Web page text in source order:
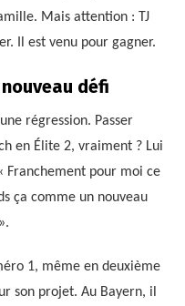
Mais attention : TJ
Il est venu pour gagner.
défi
régression. Passer
en Élite 2, vraiment ? Lui
Franchement pour moi ce
ça comme un nouveau
1, même en deuxième
son projet. Au Bayern, il